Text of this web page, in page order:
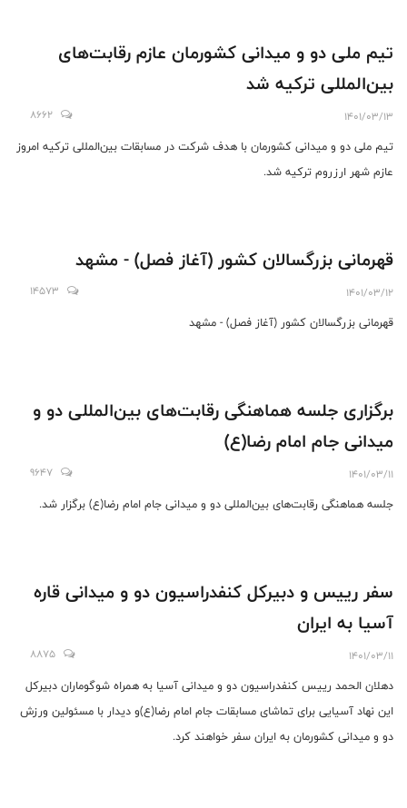
تیم ملی دو و میدانی کشورمان عازم رقابت‌های
بین‌المللی ترکیه شد
1401/03/13
8662
تیم ملی دو و میدانی کشورمان با هدف شرکت در مسابقات بین‌المللی ترکیه امروز
عازم شهر ارزروم ترکیه شد.
قهرمانی بزرگسالان کشور (آغاز فصل) - مشهد
1401/03/12
14573
قهرمانی بزرگسالان کشور (آغاز فصل) - مشهد
برگزاری جلسه هماهنگی رقابت‌های بین‌المللی دو و
میدانی جام امام رضا(ع)
1401/03/11
9647
جلسه هماهنگی رقابت‌های بین‌المللی دو و میدانی جام امام رضا(ع) برگزار شد.
سفر رییس و دبیرکل کنفدراسیون دو و میدانی قاره
آسیا به ایران
1401/03/11
8875
دهلان الحمد رییس کنفدراسیون دو و میدانی آسیا به همراه شوگوماران دبیرکل
این نهاد آسیایی برای تماشای مسابقات جام امام رضا(ع)و دیدار با مسئولین ورزش
دو و میدانی کشورمان به ایران سفر خواهند کرد.